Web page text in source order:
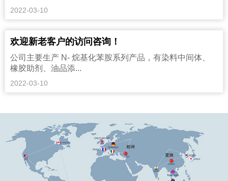
2022-03-10
欢迎新老客户的访问咨询！
公司主要生产 N- 烷基化苯胺系列产品，有染料中间体、
橡胶助剂、油品添...
2022-03-10